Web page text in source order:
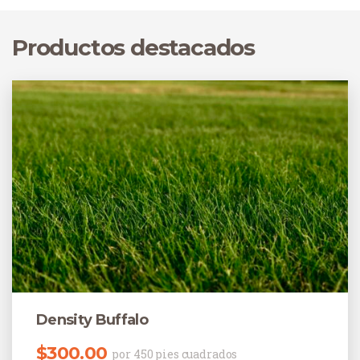
Productos destacados
Density Buffalo
$300.00 por 450 pies cuadrados